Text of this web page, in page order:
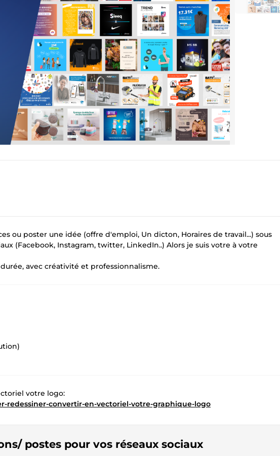
ou poster une idée (offre d'emploi, Un dicton, Horaires de travail...) sous
(Facebook, Instagram, twitter, LinkedIn..) Alors je suis votre à votre
avec créativité et professionnalisme.
votre logo:
redessiner-convertir-en-vectoriel-votre-graphique-logo
postes pour vos réseaux sociaux